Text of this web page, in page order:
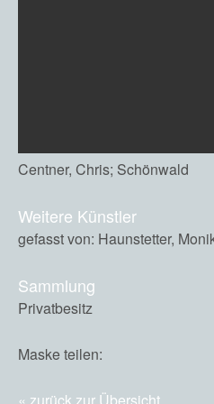
Centner, Chris; Schönwald
Weitere Künstler
gefasst von: Haunstetter,
Sammlung
Privatbesitz
Maske teilen: